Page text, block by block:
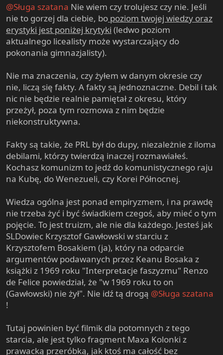
@Sługa szatana Nie wiem czy trolujesz czy nie. Jeśli
nie to gorzej dla ciebie, bo poziom twojej wiedzy oraz
erystyki jest poniżej krytyki (ledwo poziom
aktualnego licealisty może wystarczający do
pokonania gimnazjalisty).
Nie ma znaczenia, czy żyłem w danym okresie czy
nie, liczą się fakty. A fakty są jednoznaczne. Debil i tak
nic nie będzie realnie pamiętał z okresu, który
przeżył, poza tym rozmowa z nim będzie
niekonstruktywna.
Fakty są takie, że PRL był do dupy, niezależnie z iloma
debilami, którzy twierdzą inaczej rozmawiałeś.
Kochasz komunizm to jedź do komunistycznego raju
na Kubę, do Wenezueli, czy Korei Północnej.
Wiedza ogólna jest ponad empiryzmem, i na prawdę
nie trzeba żyć i być świadkiem czegoś, aby mieć o tym
pojęcie. To jest truizm, ale nie dla każdego. Jesteś jak
SLDowiec Krzysztof Gawłowski w starciu z
Krzysztofem Bosakiem (ja), który na odparcie
argumentów podawanych przez Keanu Bosaka z
książki z 1969 roku "Interpretacje faszyzmu" Renzo
de Felice powiedział, że "w 1969 roku to on
(Gawłowski) nie żył". Nie idź tą drogą @Sługa szatana
!
Tutaj powinien być filmik dla potomnych z tego
starcia, ale jest tylko fragment Maxa Kolonki z
prawacką przeróbką, jak ktoś ma całość bez